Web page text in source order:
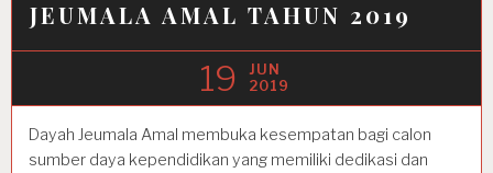
JEUMALA AMAL TAHUN 2019
19
JUN
2019
Dayah Jeumala Amal membuka kesempatan bagi calon
sumber daya kependidikan yang memiliki dedikasi dan